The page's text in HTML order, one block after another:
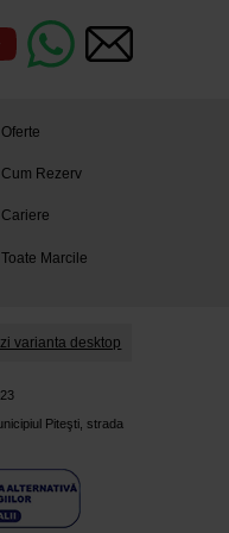
Oferte
Cum Rezerv
Cariere
Toate Marcile
varianta desktop
Piteşti, strada